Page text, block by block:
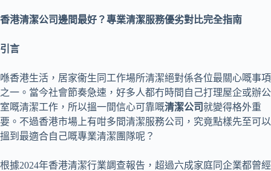
香港清潔公司邊間最好？專業清潔服務優劣對比完全指南
引言
喺香港生活，居家衞生同工作場所清潔絕對係各位最關心嘅事項
之一。當今社會節奏急速，好多人都冇時間自己打理屋企或辦公
室嘅清潔工作，所以搵一間信心可靠嘅清潔公司就變得格外重
要。不過香港市場上有咁多間清潔服務公司，究竟點樣先至可以
搵到最適合自己嘅專業清潔團隊呢？
根據2024年香港清潔行業調查報告，超過六成家庭同企業都曾經